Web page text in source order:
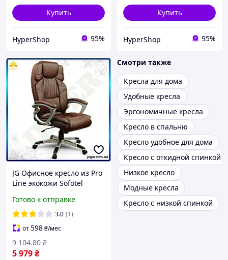
Купить
HyperShop 95%
Купить
HyperShop 95%
JG Офисное кресло из Pro
Line экокожи Sofotel
спинкой для работы стул
для дома Prime\X
Готово к отправке
3.0 (1)
от598₴/мес
5 979₴
9 104.80 ₴
Смотри также
Кресла для дома
Удобные кресла
Эргономичные кресла
Кресло в спальню
Кресло удобное для дома
Кресло с откидной спинкой
Низкое кресло
Модные кресла
Кресло с низкой спинкой